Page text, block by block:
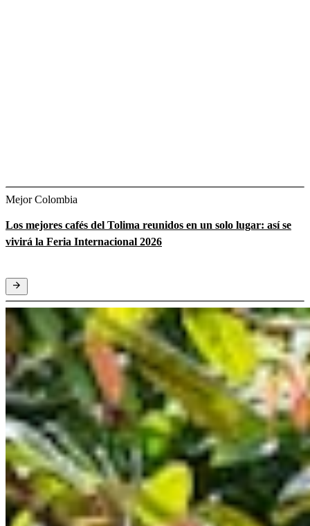
Mejor Colombia
Los mejores cafés del Tolima reunidos en un solo lugar: así se
vivirá la Feria Internacional 2026